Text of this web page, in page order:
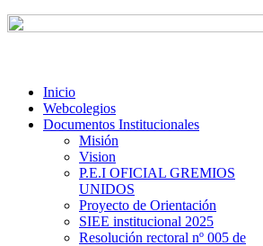
Inicio
Webcolegios
Documentos Institucionales
Misión
Vision
P.E.I OFICIAL GREMIOS
UNIDOS
Proyecto de Orientación
SIEE institucional 2025
Resolución rectoral nº 005 de